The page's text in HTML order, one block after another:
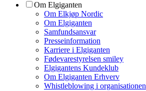
Om Elgiganten
Om Elkjøp Nordic
Om Elgiganten
Samfundsansvar
Presseinformation
Karriere i Elgiganten
Fødevarestyrelsen smiley
Elgigantens Kundeklub
Om Elgiganten Erhverv
Whistleblowing i organisationen